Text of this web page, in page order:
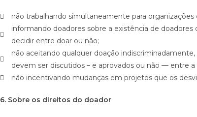
não trabalhando simultaneamente para
informando doadores sobre a existência de
decidir entre doar ou não;
não aceitando qualquer doação
devem ser discutidos – e aprovados ou não — entre
não incentivando mudanças em projetos que os
6. Sobre os direitos do doador